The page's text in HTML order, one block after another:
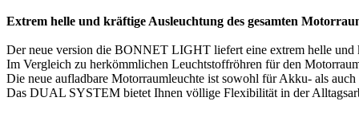
Extrem helle und kräftige Ausleuchtung des gesamten
Der neue version die BONNET LIGHT liefert eine extrem helle und
Im Vergleich zu herkömmlichen Leuchtstoffröhren für den
Die neue aufladbare Motorraumleuchte ist sowohl für Akku- als
Das DUAL SYSTEM bietet Ihnen völlige Flexibilität in der